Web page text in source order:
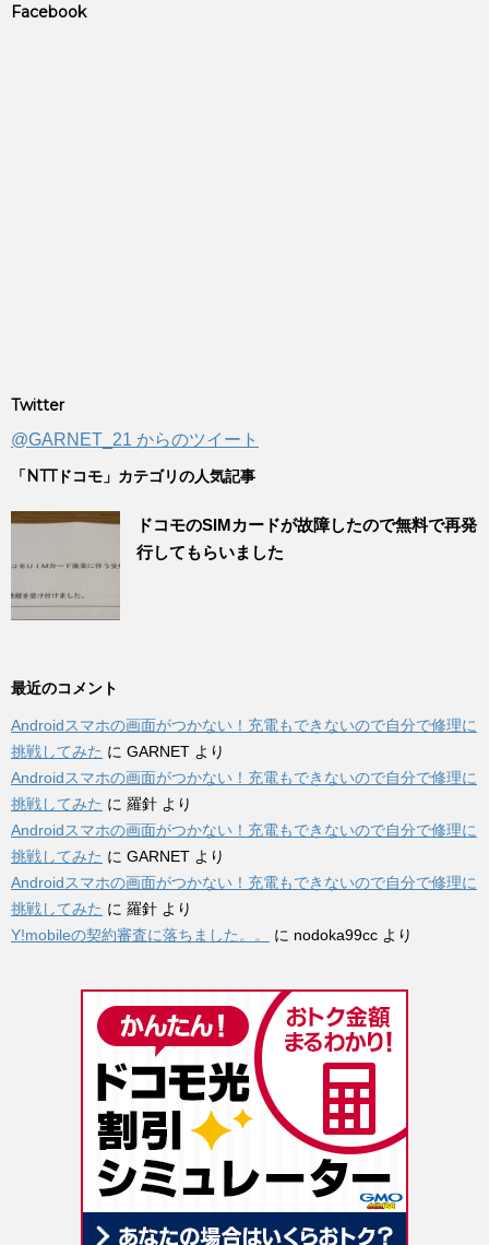
Facebook
Twitter
@GARNET_21 からのツイート
「NTTドコモ」カテゴリの人気記事
ドコモのSIMカードが故障したので無料で再発
行してもらいました
最近のコメント
Androidスマホの画面がつかない！充電もできないので自分で修理に
挑戦してみた に GARNET より
Androidスマホの画面がつかない！充電もできないので自分で修理に
挑戦してみた に 羅針 より
Androidスマホの画面がつかない！充電もできないので自分で修理に
挑戦してみた に GARNET より
Androidスマホの画面がつかない！充電もできないので自分で修理に
挑戦してみた に 羅針 より
Y!mobileの契約審査に落ちました。。
に nodoka99cc より